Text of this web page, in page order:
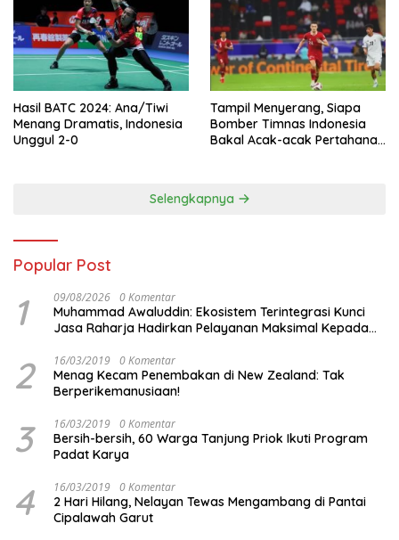
Hasil BATC 2024: Ana/Tiwi
Menang Dramatis, Indonesia
Unggul 2-0
Tampil Menyerang, Siapa
Bomber Timnas Indonesia
Bakal Acak-acak Pertahanan
Selengkapnya
Popular Post
1 09/08/2026 0 Komentar
Muhammad Awaluddin: Ekosistem Terintegrasi Kunci
Jasa Raharja Hadirkan Pelayanan Maksimal Kepada
2 16/03/2019 0 Komentar
Menag Kecam Penembakan di New Zealand: Tak
Berperikemanusiaan!
3 16/03/2019 0 Komentar
Bersih-bersih, 60 Warga Tanjung Priok Ikuti Program
Padat Karya
4 16/03/2019 0 Komentar
2 Hari Hilang, Nelayan Tewas Mengambang di Pantai
Cipalawah Garut